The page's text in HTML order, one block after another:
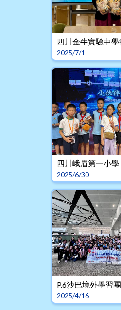
2025/7/1
2025/6/30
P.6沙巴境外學習團
2025/4/16